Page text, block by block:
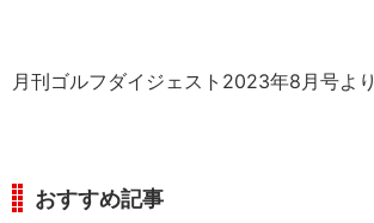
月刊ゴルフダイジェスト2023年8月号より
おすすめ記事